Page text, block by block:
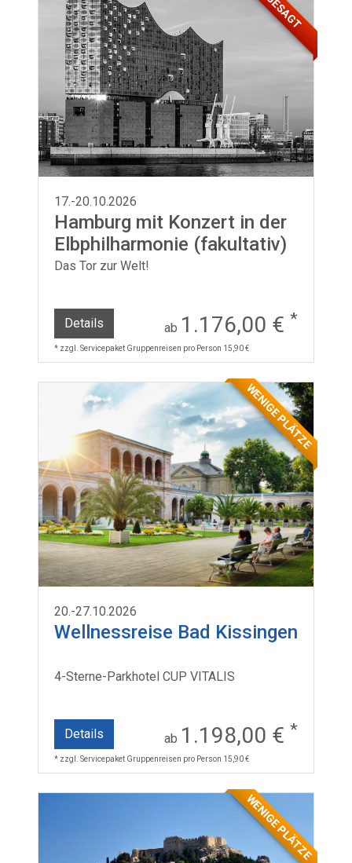
17.-20.10.2026
Hamburg mit Konzert in der
Elbphilharmonie (fakultativ)
Das Tor zur Welt!
Details ab 1.176,00 € *
* zzgl. Servicepaket Gruppenreisen pro Person 15,90 €
WENIGE PLÄTZE
20.-27.10.2026
Wellnessreise Bad Kissingen
4-Sterne-Parkhotel CUP VITALIS
Details ab 1.198,00 € *
* zzgl. Servicepaket Gruppenreisen pro Person 15,90 €
WENIGE PLÄTZE